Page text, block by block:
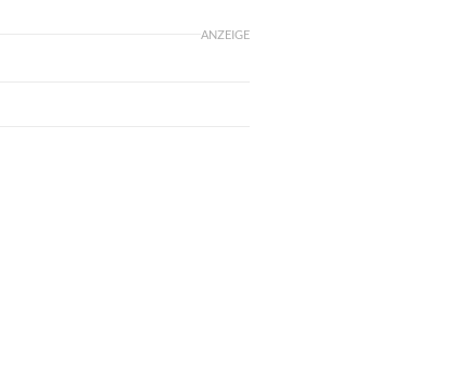
ANZEIGE